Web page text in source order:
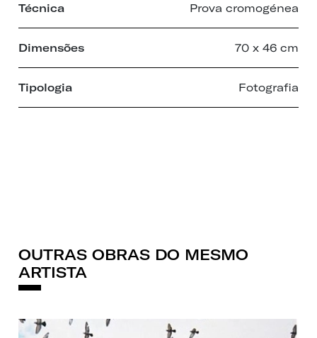
Técnica Prova cromogénea
Dimensões 70 x 46 cm
Tipologia Fotografia
OUTRAS OBRAS DO MESMO
ARTISTA